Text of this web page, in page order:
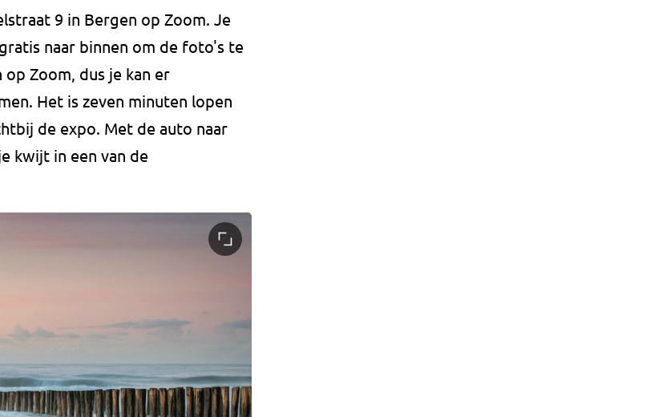
9 in Bergen op Zoom. Je
naar binnen om de foto's te
Zoom, dus je kan er
Het is zeven minuten lopen
de expo. Met de auto naar
kwijt in een van de